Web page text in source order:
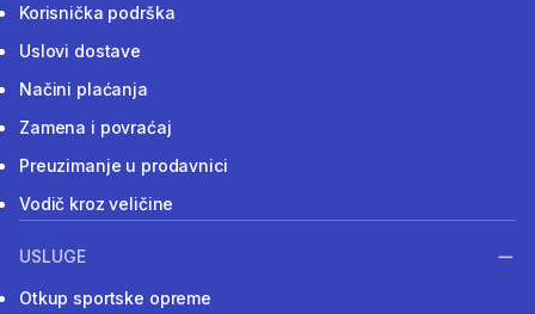
Korisnička podrška
Uslovi dostave
Načini plaćanja
Zamena i povraćaj
Preuzimanje u prodavnici
Vodič kroz veličine
USLUGE
Otkup sportske opreme